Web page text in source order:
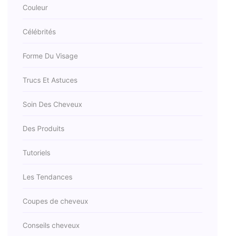
Couleur
Célébrités
Forme Du Visage
Trucs Et Astuces
Soin Des Cheveux
Des Produits
Tutoriels
Les Tendances
Coupes de cheveux
Conseils cheveux